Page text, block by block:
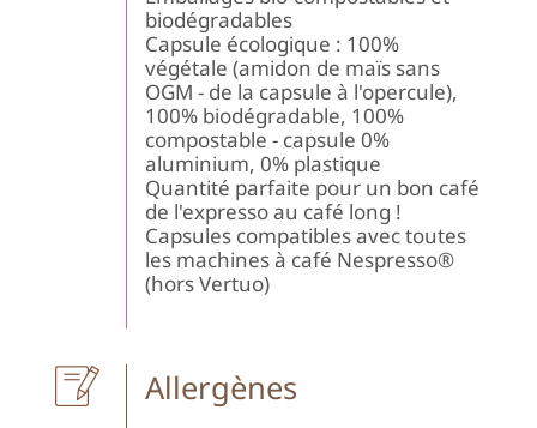
biodégradables
Capsule écologique : 100%
végétale (amidon de maïs sans
OGM - de la capsule à l'opercule),
100% biodégradable, 100%
compostable - capsule 0%
aluminium, 0% plastique
Quantité parfaite pour un bon café
de l'expresso au café long !
Capsules compatibles avec toutes
les machines à café Nespresso®
(hors Vertuo)
Allergènes